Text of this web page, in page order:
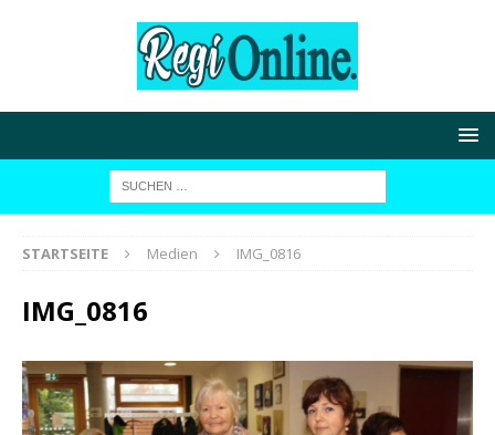
STARTSEITE Medien IMG_0816
IMG_0816